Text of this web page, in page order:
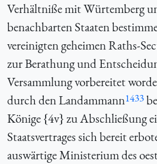
Verhältniße mit Würtemberg
benachbarten Staaten
vereinigten geheimen Raths-
zur Berathung und
Versammlung vorbereitet
durch den Landammann1433
Könige {4v} zu Abschließung
Staatsvertrages sich bereit
auswärtige Ministerium des